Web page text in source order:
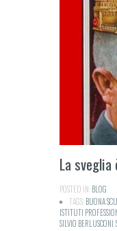
La
POSTED IN:BLOG
TAGS:BUONA
ISTITUTI
SILVIO BERLUSCONI